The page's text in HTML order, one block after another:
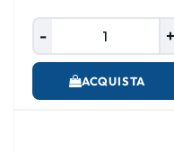
ACQUISTA